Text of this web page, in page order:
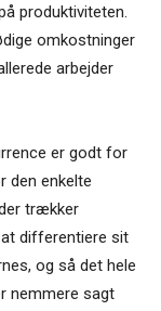
produktiviteten.
omkostninger
arbejder
er godt for
den enkelte
trækker
differentiere sit
og så det hele
nemmere sagt